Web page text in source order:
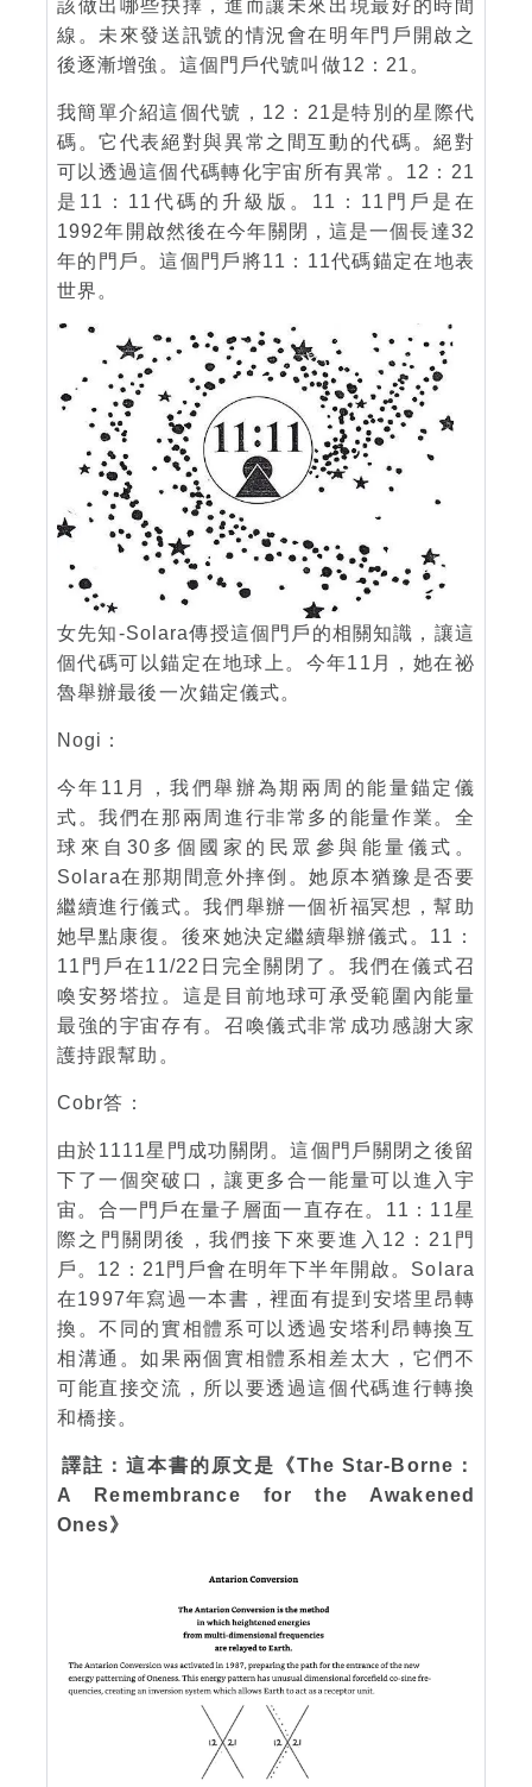
該做出哪些抉擇，進而讓未來出現最好的時間
線。未來發送訊號的情況會在明年門戶開啟之
後逐漸增強。這個門戶代號叫做12：21。
我簡單介紹這個代號，12：21是特別的星際代
碼。它代表絕對與異常之間互動的代碼。絕對
可以透過這個代碼轉化宇宙所有異常。12：21
是11：11代碼的升級版。11：11門戶是在
1992年開啟然後在今年關閉，這是一個長達32
年的門戶。這個門戶將11：11代碼錨定在地表
世界。
女先知-Solara傳授這個門戶的相關知識，讓這
個代碼可以錨定在地球上。今年11月，她在祕
魯舉辦最後一次錨定儀式。
Nogi：
今年11月，我們舉辦為期兩周的能量錨定儀
式。我們在那兩周進行非常多的能量作業。全
球來自30多個國家的民眾參與能量儀式。
Solara在那期間意外摔倒。她原本猶豫是否要
繼續進行儀式。我們舉辦一個祈福冥想，幫助
她早點康復。後來她決定繼續舉辦儀式。11：
11門戶在11/22日完全關閉了。我們在儀式召
喚安努塔拉。這是目前地球可承受範圍內能量
最強的宇宙存有。召喚儀式非常成功感謝大家
護持跟幫助。
Cobr答：
由於1111星門成功關閉。這個門戶關閉之後留
下了一個突破口，讓更多合一能量可以進入宇
宙。合一門戶在量子層面一直存在。11：11星
際之門關閉後，我們接下來要進入12：21門
戶。12：21門戶會在明年下半年開啟。Solara
在1997年寫過一本書，裡面有提到安塔里昂轉
換。不同的實相體系可以透過安塔利昂轉換互
相溝通。如果兩個實相體系相差太大，它們不
可能直接交流，所以要透過這個代碼進行轉換
和橋接。
譯註：這本書的原文是《The Star-Borne：
A Remembrance for the Awakened
Ones》